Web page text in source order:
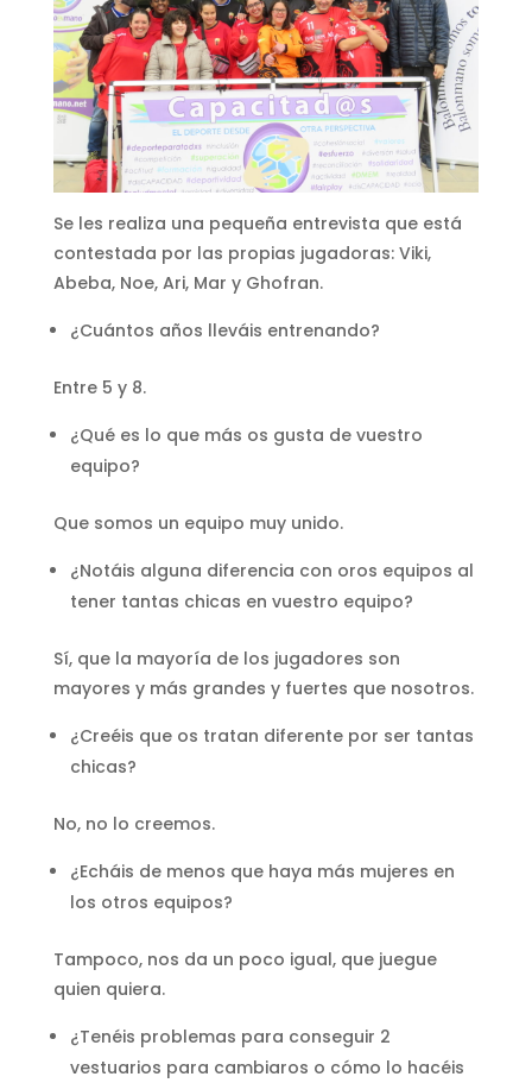
Se les realiza una pequeña entrevista que está
contestada por las propias jugadoras: Viki,
Abeba, Noe, Ari, Mar y Ghofran.
¿Cuántos años lleváis entrenando?
Entre 5 y 8.
¿Qué es lo que más os gusta de vuestro
equipo?
Que somos un equipo muy unido.
¿Notáis alguna diferencia con oros equipos al
tener tantas chicas en vuestro equipo?
Sí, que la mayoría de los jugadores son
mayores y más grandes y fuertes que nosotros.
¿Creéis que os tratan diferente por ser tantas
chicas?
No, no lo creemos.
¿Echáis de menos que haya más mujeres en
los otros equipos?
Tampoco, nos da un poco igual, que juegue
quien quiera.
¿Tenéis problemas para conseguir 2
vestuarios para cambiaros o cómo lo hacéis